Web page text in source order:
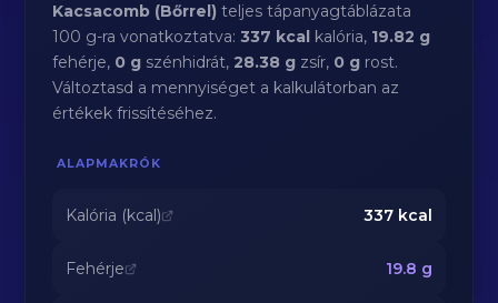
Kacsacomb (Bőrrel) teljes tápanyagtáblázata
100 g-ra vonatkoztatva:337 kcal kalória, 19.82 g
fehérje, 0 g szénhidrát,28.38 g zsír, 0 g rost.
Változtasd a mennyiséget a kalkulátorban az
értékek frissítéséhez.
ALAPMAKRÓK
Kalória (kcal) 337kcal
Fehérje 19.8 g